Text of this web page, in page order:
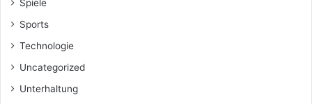
Spiele
Sports
Technologie
Uncategorized
Unterhaltung